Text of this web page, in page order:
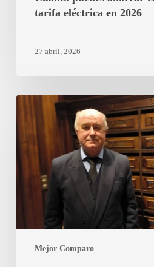
tarifa eléctrica en 2026
27 abril, 2026
Mejor Comparo
acertar